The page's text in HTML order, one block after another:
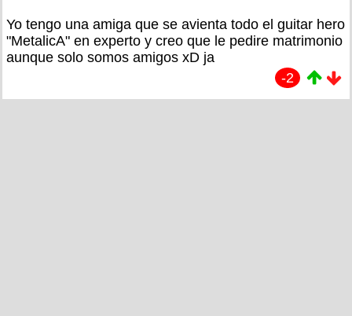
Yo tengo una amiga que se avienta todo el guitar hero
"MetalicA" en experto y creo que le pedire matrimonio
aunque solo somos amigos xD ja
-2